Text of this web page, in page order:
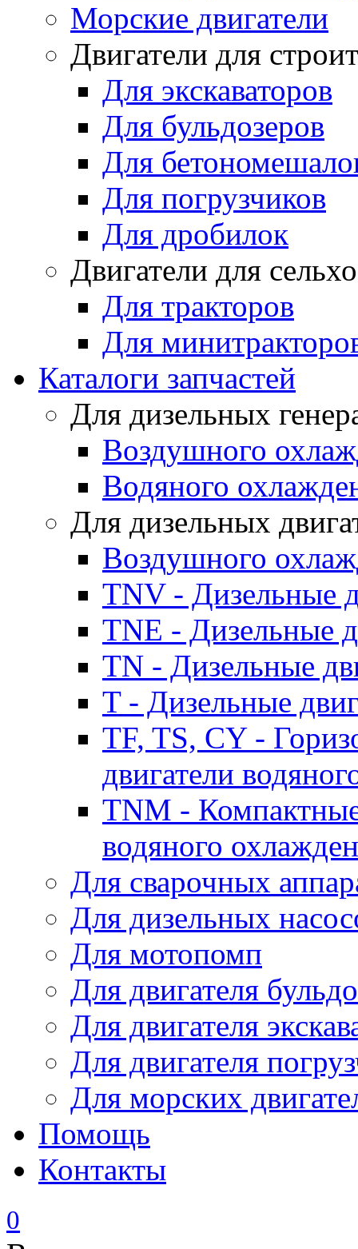
Морские двигатели
Двигатели для
Для экскаваторов
Для бульдозеров
Для
Для погрузчиков
Для дробилок
Двигатели для
Для тракторов
Для
Каталоги запчастей
Для дизельных
Воздушного
Водяного
Для дизельных
Воздушного
TNV - Дизельные
TNE - Дизельные
TN - Дизельные
T - Дизельные
TF, TS, CY -
двигатели
TNM -
водяного
Для сварочных
Для дизельных
Для мотопомп
Для двигателя
Для двигателя
Для двигателя
Для морских
Помощь
Контакты
0